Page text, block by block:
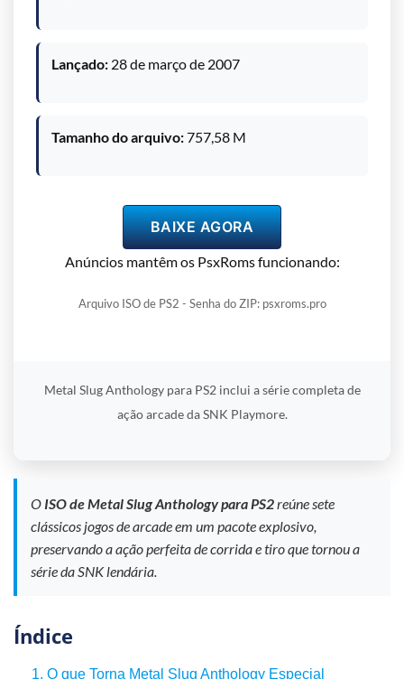
Lançado: 28 de março de 2007
Tamanho do arquivo:757,58 M
BAIXE AGORA
Anúncios mantêm os PsxRoms funcionando:
Arquivo ISO de PS2 - Senha do ZIP: psxroms.pro
Metal Slug Anthology para PS2 inclui a série completa de
ação arcade da SNK Playmore.
O ISO de Metal Slug Anthology para PS2reúne sete
clássicos jogos de arcade em um pacote explosivo,
preservando a ação perfeita de corrida e tiro que tornou a
série da SNK lendária.
Índice
1. O que Torna Metal Slug Anthology Especial